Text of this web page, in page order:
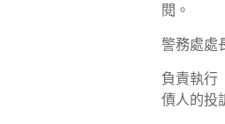
人
才
培
訓
及
閱。
警務處處
負責執行
債人的投